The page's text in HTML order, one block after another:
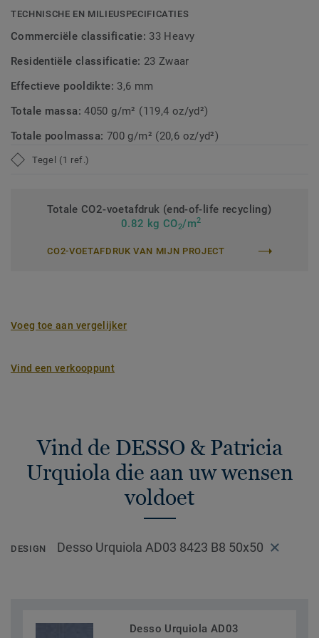
bestond uit Petroleum.
Deze collectie maakt deel uit van onze Circular Selection.
TECHNISCHE EN MILIEUSPECIFICATIES
Commerciële classificatie: 33 Heavy
Residentiële classificatie: 23 Zwaar
Effectieve pooldikte: 3,6 mm
Totale massa:4050 g/m² (119,4 oz/yd²)
Totale poolmassa: 700 g/m² (20,6 oz/yd²)
Tegel (1 ref.)
Totale CO2-voetafdruk (end-of-life recycling)
0.82 kg CO2/m2
CO2-VOETAFDRUK VAN MIJN PROJECT
Voeg toe aan vergelijker
Vind een verkooppunt
Vind de DESSO & Patricia
Urquiola die aan uw wensen
voldoet
DESIGN Desso Urquiola AD03 8423 B8 50x50
Desso Urquiola AD03